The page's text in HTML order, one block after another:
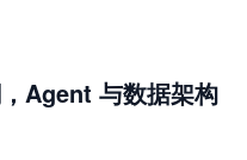
Agent 与数据架构